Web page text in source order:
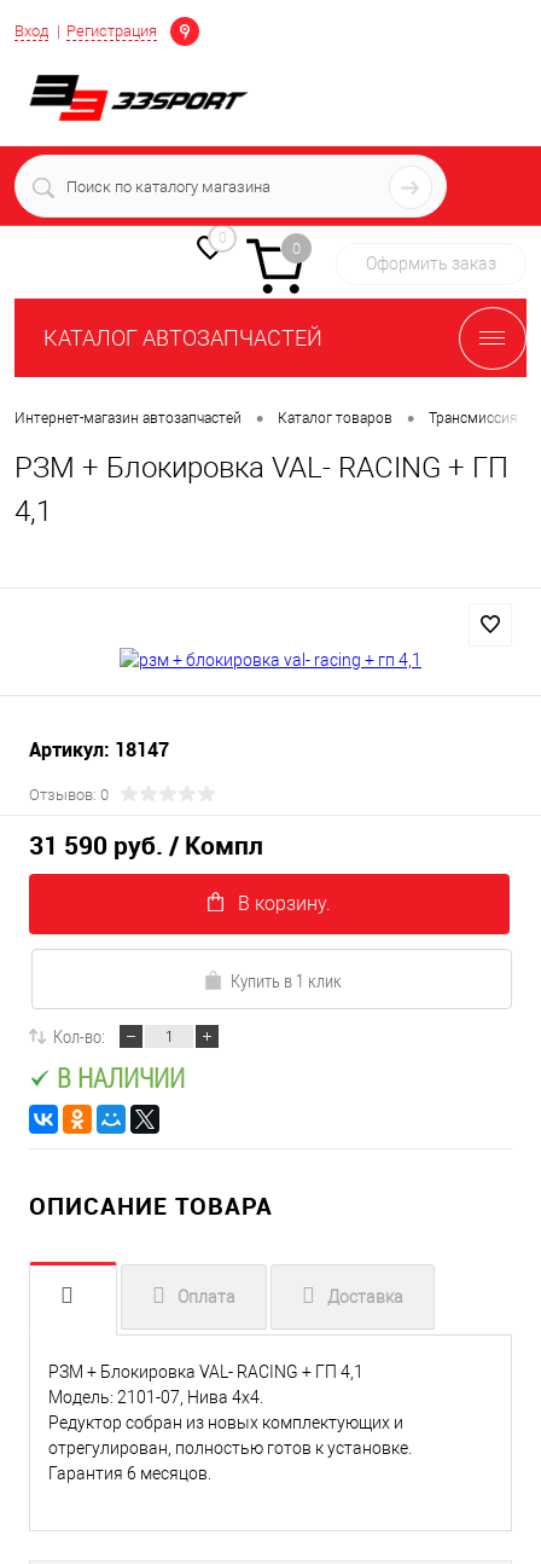
Вход Регистрация
Определение
+7 (939) 716-10-06
пн-пт 7:00-16:00 МСК
0
0
Оформить заказ
КАТАЛОГ АВТОЗАПЧАСТЕЙ
Интернет-магазин автозапчастей • Каталог товаров • Трансмиссия
РЗМ + Блокировка VAL- RACING + ГП
4,1
Артикул: 18147
Отзывов: 0
31 590 руб. / Компл
В корзину.
Купить в 1 клик
Кол-во:
В НАЛИЧИИ
ОПИСАНИЕ ТОВАРА
Оплата Доставка
РЗМ + Блокировка VAL- RACING + ГП 4,1
Модель: 2101-07, Нива 4х4.
Редуктор собран из новых комплектующих и
отрегулирован, полностью готов к установке.
Гарантия 6 месяцов.